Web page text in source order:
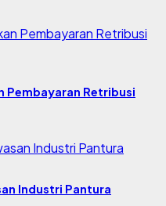
Pembayaran Retribusi
Industri Pantura